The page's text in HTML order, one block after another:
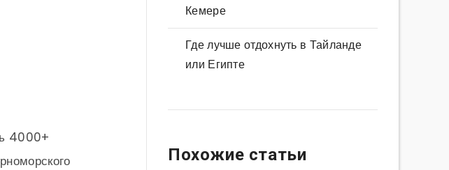
4000+
Кемере
Где лучше отдохнуть в Тайланде
или Египте
Похожие статьи